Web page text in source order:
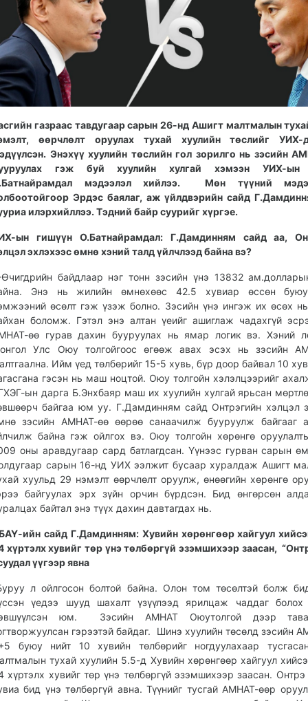
газраас тавдугаар сарын 26-нд Ашигт малтмалын
өөрчлөлт оруулах тухай хуулийн төслийг УИХ-
Энэхүү хуулийн төслийн гол зорилго нь зэсийн
гэж буй хуулийн хулгай хэмээн УИХ-ын
мэдээлэл хийлээ. Мөн түүний
Эрдэс баялаг, аж үйлдвэрийн сайд
илэрхийллээ. Тэдний байр суурийг хүргэе.
ын гишүүн О.Батнайрамдал: Г.Дамдинням сайд аа,
эхлэхээс өмнө хэний талд үйлчлээд байна вэ?
байдлаар нэг тонн зэсийн үнэ 13832
Энэ нь жилийн өмнөхөөс 42.5 хувиар өссөн буюу
өсөлт гэж үзэж болно. Зэсийн үнэ ингэж их өсөх
боломж. Гэтэл энэ алтан үеийг ашиглаж чадахгүй
өө гурав дахин бууруулах нь ямар логик вэ. Хэний
Улс Оюу толгойгоос өгөөж авах эсэх нь зэсийн
Ийм үед төлбөрийг 15-5 хувь, бүр доор байвал 10
гэсэн нь маш ноцтой. Оюу толгойн хэлэлцээрийг
ын дарга Б.Энхбаяр маш их хуулийн хулгай ярьсан
байгаа юм уу. Г.Дамдинням сайд Онтрэгийн хэлцэл
зэсийн АМНАТ-өө өөрөө санаачилж бууруулж байгааг
байна гэж ойлгох вэ. Оюу толгойн хөрөнгө
оны аравдугаар сард батлагдсан. Үүнээс гурван сарын
сарын 16-нд УИХ ээлжит бусаар хуралдаж Ашигт
хуульд 29 нэмэлт өөрчлөлт оруулж, өнөөгийн хөрөнгө
байгуулах эрх зүйн орчин бүрдсэн. Бид өнгөрсөн
байтал энэ түүх дахин давтагдах нь.
ийн сайд Г.Дамдинням: Хувийн хөрөнгөөр хайгуул
хүртэлх хувийг төр үнэ төлбөргүй эзэмшихээр заасан,
үүгээр явна
л ойлгосон болтой байна. Олон том төсөлтэй болж
үедээ шууд шахалт үзүүлээд ярилцаж чаддаг болох
юм. Зэсийн АМНАТ Оюутолгой дээр
гэрээтэй байдаг. Шинэ хуулийн төсөлд зэсийн
буюу нийт 10 хувийн төлбөрийг ногдуулахаар
тухай хуулийн 5.5-д Хувийн хөрөнгөөр хайгуул
хүртэлх хувийг төр үнэ төлбөргүй эзэмшихээр заасан.
бид үнэ төлбөргүй авна. Түүнийг тусгай АМНАТ-өөр